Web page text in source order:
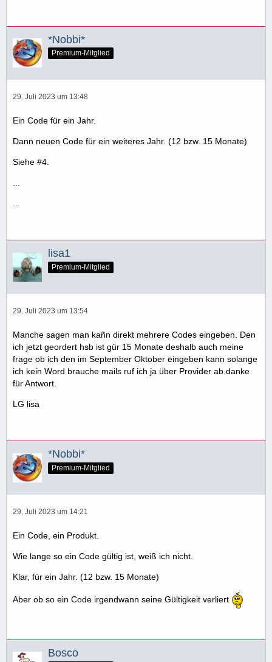
*Nobbi*
Premium-Mitglied
29. Juli 2023 um 13:48
Ein Code für ein Jahr.
Dann neuen Code für ein weiteres Jahr. (12 bzw. 15 Monate)
Siehe #4.
...
...
lisa1
Premium-Mitglied
29. Juli 2023 um 13:54
Manche sagen man kañn direkt mehrere Codes eingeben. Den
ich jetzt geordert hsb ist gür 15 Monate deshalb auch meine
frage ob ich den im September Oktober eingeben kann solange
ich kein Word brauche mails ruf ich ja über Provider ab.danke
für Antwort.
LG lisa
*Nobbi*
Premium-Mitglied
29. Juli 2023 um 14:21
Ein Code, ein Produkt.
Wie lange so ein Code gültig ist, weiß ich nicht.
Klar, für ein Jahr. (12 bzw. 15 Monate)
Aber ob so ein Code irgendwann seine Gültigkeit verliert
Bosco